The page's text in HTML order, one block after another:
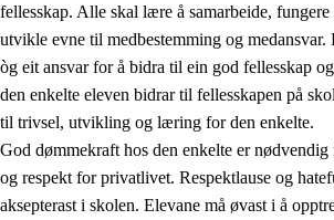
fellesskap. Alle skal lære å samarbeide, fungere
utvikle evne til medbestemming og medansvar.
òg eit ansvar for å bidra til ein god fellesskap
den enkelte eleven bidrar til fellesskapen på
til trivsel, utvikling og læring for den enkelte.
God dømmekraft hos den enkelte er nødvendig
og respekt for privatlivet. Respektlause og
aksepterast i skolen. Elevane må øvast i å